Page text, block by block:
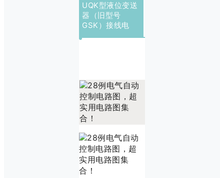
UQK型液位变送
器（旧型号
GSK）接线电